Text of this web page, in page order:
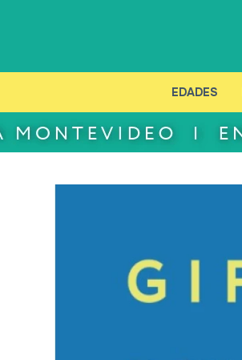
EDADES